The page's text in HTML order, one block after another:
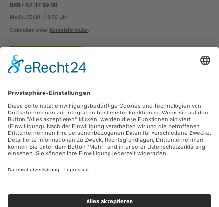
089 / 67 37 09 00
Mo-Sa, 09:30 - 18:00 Uhr
Oder über unser Kontaktformular.
Vertrag widerrufen
Zahlungsarten
Sicher Einkaufen
Ladengeschäft
Newsletter